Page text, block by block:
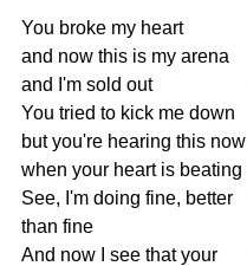
You broke my heart
and now this is my arena
and I'm sold out
You tried to kick me down
but you're hearing this now
when your heart is beating
See, I'm doing fine, better
than fine
And now see that your